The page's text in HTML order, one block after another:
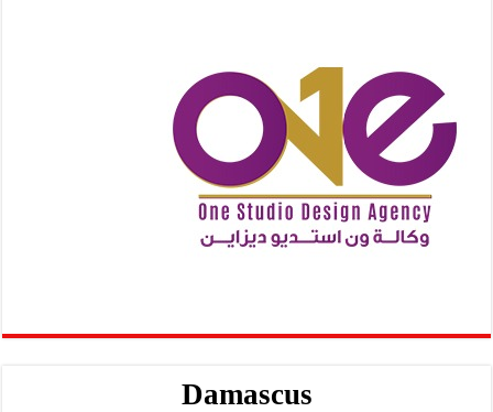
Damascus